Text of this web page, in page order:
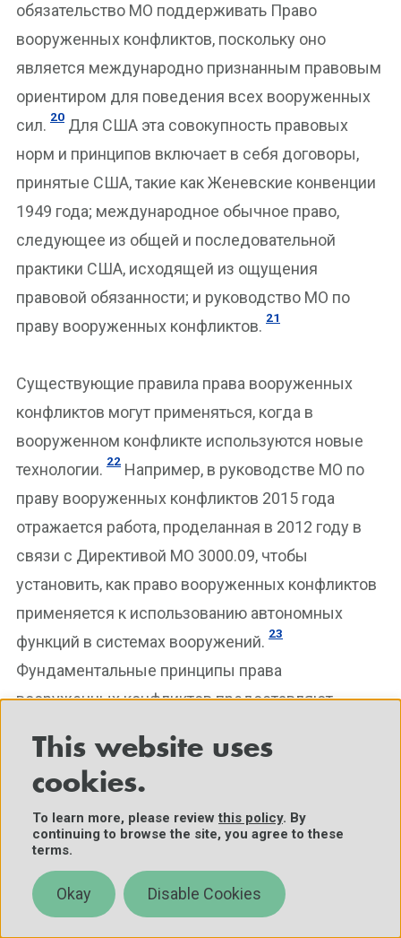
обязательство МО поддерживать Право
вооруженных конфликтов, поскольку оно
является международно признанным правовым
ориентиром для поведения всех вооруженных
сил. 20 Для США эта совокупность правовых
норм и принципов включает в себя договоры,
принятые США, такие как Женевские конвенции
1949 года; международное обычное право,
следующее из общей и последовательной
практики США, исходящей из ощущения
правовой обязанности; и руководство МО по
праву вооруженных конфликтов. 21
Существующие правила права вооруженных
конфликтов могут применяться, когда в
вооруженном конфликте используются новые
технологии. 22 Например, в руководстве МО по
праву вооруженных конфликтов 2015 года
отражается работа, проделанная в 2012 году в
связи с Директивой МО 3000.09, чтобы
установить, как право вооруженных конфликтов
применяется к использованию автономных
функций в системах вооружений. 23
Фундаментальные принципы права
вооруженных конфликтов предоставляют
войны, где не применяются конкретные правила,
и таким образом обеспечивается концепция для
рассмотрения новых правовых и этических
вопросов, ставящихся появляющимися
технологиями, подобными ИИ. Например, если
ИИ был добавлен к вооружению, такое оружие
This website uses
cookies.
To learn more, please reviewthis policy. By
continuing to browse the site, you agree to these
terms.
Okay Disable Cookies